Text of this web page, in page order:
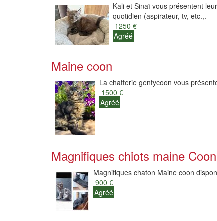
Kali et Sinaï vous présentent
quotidien (aspirateur, tv, etc.,.
1250 €
Agréé
Maine coon
La chatterie gentycoon vous
1500 €
Agréé
Magnifiques chiots maine
Magnifiques chaton Maine coon
900 €
Agréé